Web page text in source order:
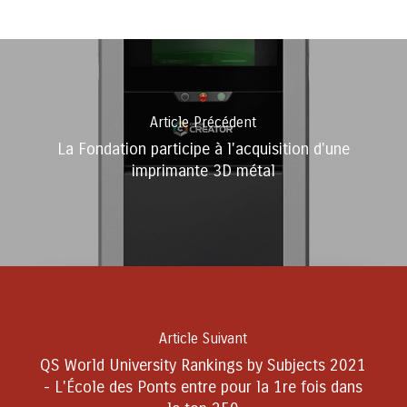
Article Précédent
La Fondation participe à l'acquisition d'une
imprimante 3D métal
Article Suivant
QS World University Rankings by Subjects 2021
- L'École des Ponts entre pour la 1re fois dans